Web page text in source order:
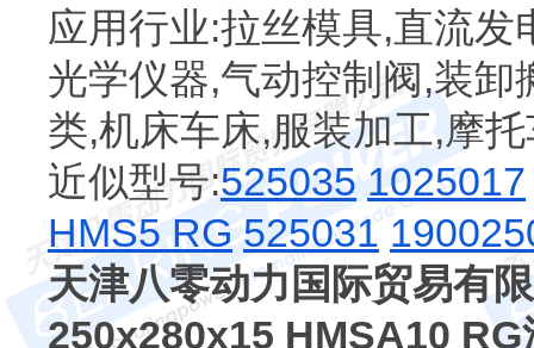
应用行业:拉丝模具,直流
光学仪器,气动控制阀,装
类,机床车床,服装加工,摩
近似型号:525035 1025017
HMS5 RG 525031
天津八零动力国际贸易有
250x280x15 HMSA10 RG